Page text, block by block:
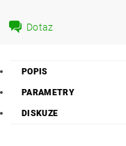
Dotaz
POPIS
PARAMETRY
DISKUZE